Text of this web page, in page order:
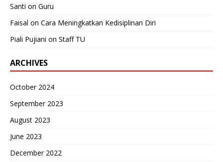
Santi on Guru
Faisal on Cara Meningkatkan Kedisiplinan Diri
Piali Pujiani on Staff TU
ARCHIVES
October 2024
September 2023
August 2023
June 2023
December 2022